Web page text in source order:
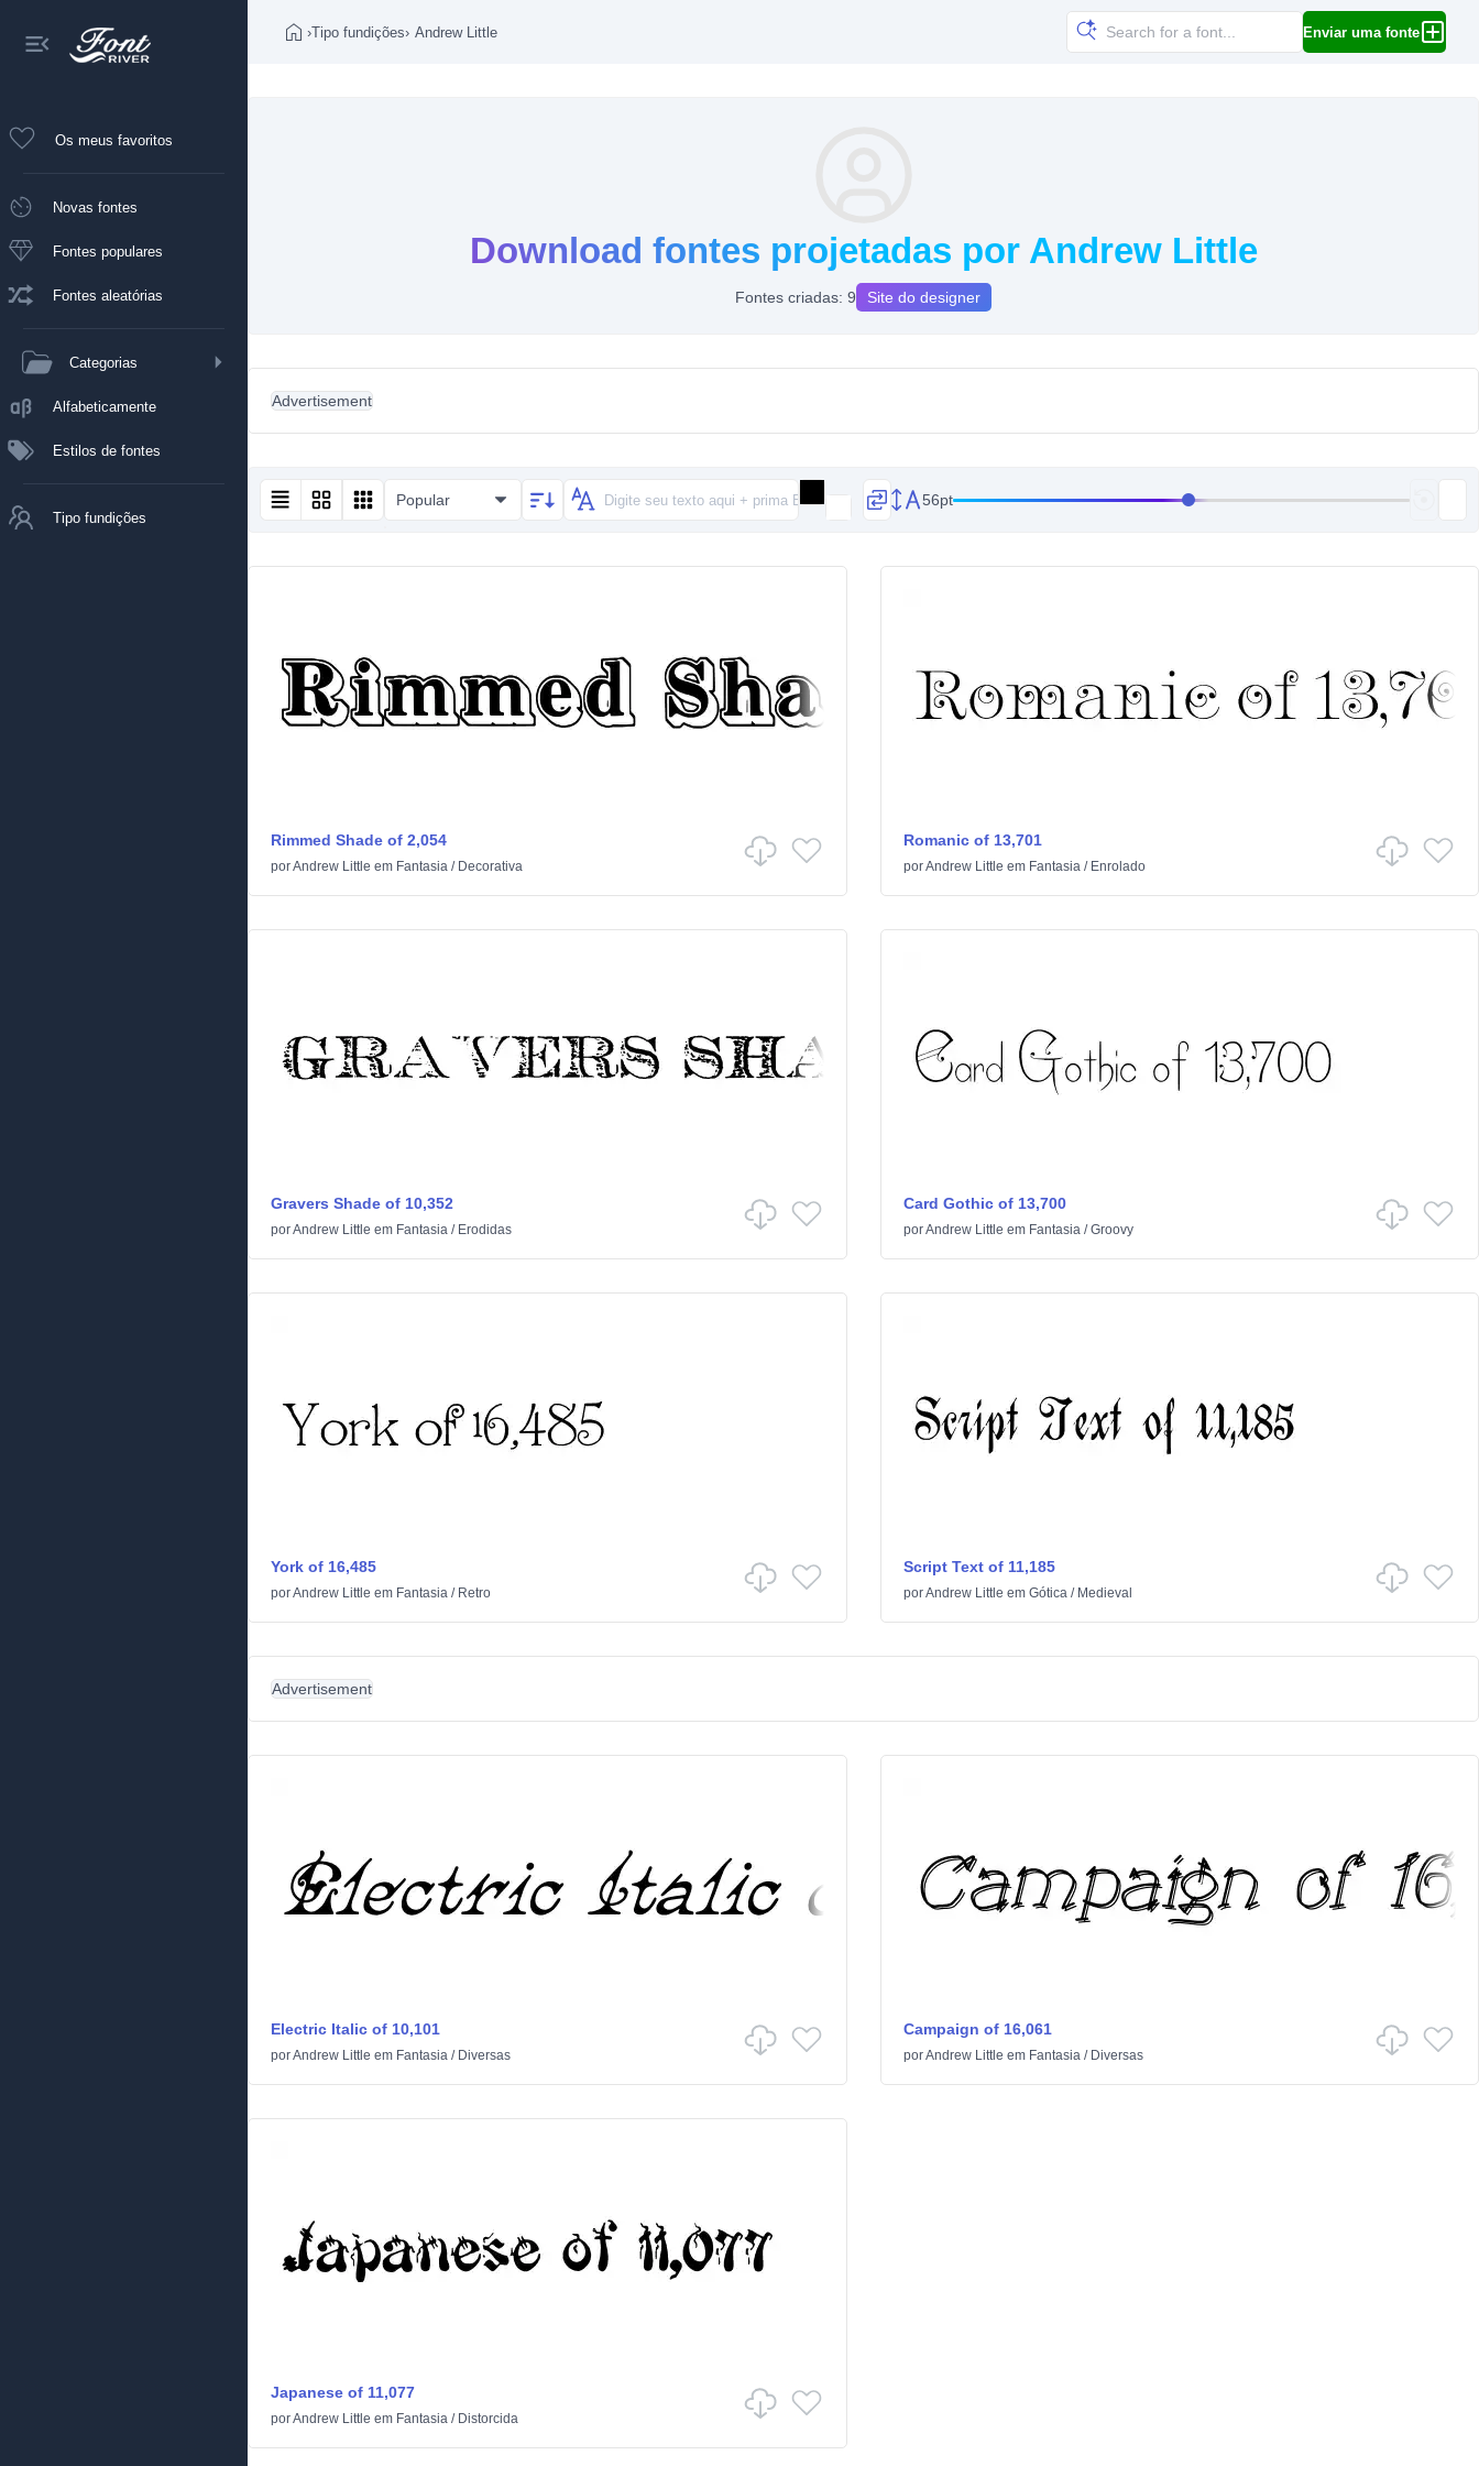
Os meus favoritos
Novas fontes
Fontes populares
Fontes aleatórias
Categorias
Alfabeticamente
Estilos de fontes
Tipo fundições
›Tipo fundições› Andrew Little Enviar uma fonte
Download fontes projetadas por Andrew Little
Fontes criadas: 9 Site do designer
Advertisement
Popular 56pt
Rimmed Shade of 2,054
porAndrew Little em Fantasia / Decorativa
Romanic of 13,701
porAndrew Little em Fantasia/ Enrolado
Gravers Shade of 10,352
porAndrew Little em Fantasia / Erodidas
Card Gothic of 13,700
porAndrew Little em Fantasia/Groovy
York of 16,485
porAndrew Little em Fantasia / Retro
Script Text of 11,185
porAndrew Little em Gótica/ Medieval
Advertisement
Electric Italic of 10,101
porAndrew Little em Fantasia / Diversas
Campaign of 16,061
porAndrew Little em Fantasia/ Diversas
Japanese of 11,077
porAndrew Little em Fantasia / Distorcida